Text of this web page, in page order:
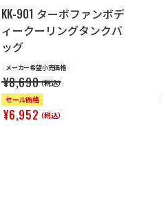
KK-901 ターボファンボデ
ィークーリングタンクバ
ッグ
メーカー希望小売価格
¥8,690（税込）
セール価格
¥6,952（税込）